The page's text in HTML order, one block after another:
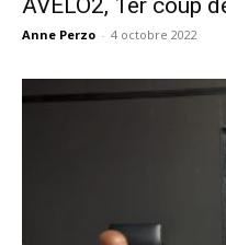
Anne Perzo - 4 octobre 2022